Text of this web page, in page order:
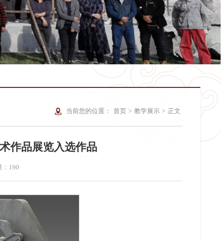
当前您的位置： 首页 > 教学展示 > 正文
作品展览入选作品
190